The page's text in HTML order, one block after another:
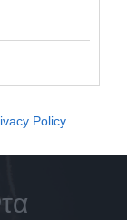
Policy